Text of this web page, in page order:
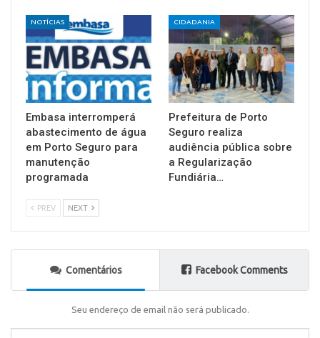
NOTÍCIAS
Embasa interromperá
abastecimento de água
em Porto Seguro para
manutenção
programada
CIDADANIA
Prefeitura de Porto
Seguro realiza
audiência pública sobre
a Regularização
Fundiária…
PREV NEXT
Comentários Facebook Comments
Seu endereço de email não será publicado.